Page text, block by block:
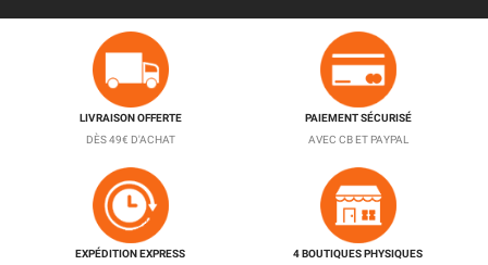
LIVRAISON OFFERTE
DÈS 49€ D'ACHAT
PAIEMENT SÉCURISÉ
AVEC CB ET PAYPAL
EXPÉDITION EXPRESS
4 BOUTIQUES PHYSIQUES